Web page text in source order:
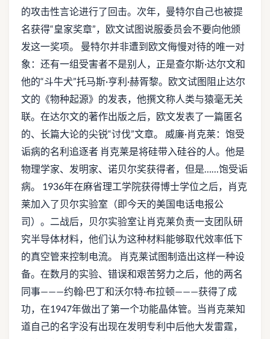
的攻击性言论进行了回击。次年，曼特尔自己也被提
名获得“皇家奖章”，欧文试图说服委员会不要向他颁
发这一奖项。 曼特尔并非遭到欧文侮慢对待的唯一对
象：还有一组受害者不是别人，正是查尔斯·达尔文和
他的“斗牛犬”托马斯·亨利·赫胥黎。欧文试图阻止达尔
文的《物种起源》的发表，他撰文称人类与猿毫无关
联。在达尔文的著作出版之后，欧文发表了一篇匿名
的、长篇大论的尖锐“讨伐”文章。 威廉·肖克莱：饱受
诟病的名利追逐者 肖克莱是将硅带入硅谷的人。他是
物理学家、发明家、诺贝尔奖获得者，但是……饱受诟
病。 1936年在麻省理工学院获得博士学位之后，肖克
莱加入了贝尔实验室（即今天的美国电话电报公
司）。二战后，贝尔实验室让肖克莱负责一支团队研
究半导体材料，他们认为这种材料能够取代效率低下
的真空管来控制电流。 肖克莱试图制造出这样一种设
备。在数月的实验、错误和艰苦努力之后，他的两名
同事———约翰·巴丁和沃尔特·布拉顿———获得了成
功，在1947年做出了第一个功能晶体管。当肖克莱知
道自己的名字没有出现在发明专利中后他大发雷霆，